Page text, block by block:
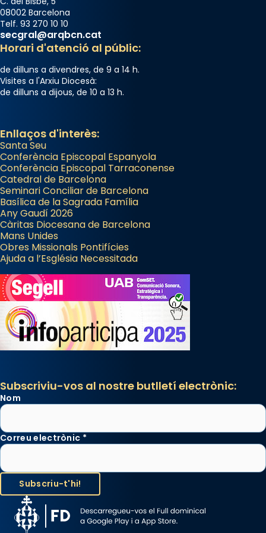
08002 Barcelona
Telf. 93 270 10 10
secgral@arqbcn.cat
Horari d'atenció al públic:
de dilluns a divendres, de 9 a 14 h.
Visites a l'Arxiu Diocesà:
de dilluns a dijous, de 10 a 13 h.
Enllaços d'interès:
Santa Seu
Conferència Episcopal Espanyola
Conferència Episcopal Tarraconense
Catedral de Barcelona
Seminari Conciliar de Barcelona
Basílica de la Sagrada Família
Any Gaudí 2026
Càritas Diocesana de Barcelona
Mans Unides
Obres Missionals Pontifícies
Ajuda a l’Església Necessitada
Subscriviu-vos al nostre butlletí electrònic:
Nom
Correu electrònic *